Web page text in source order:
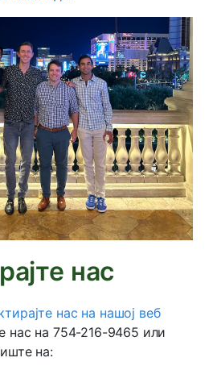
нас
нас на нашој веб
нас на 754-216-9465 или
на: